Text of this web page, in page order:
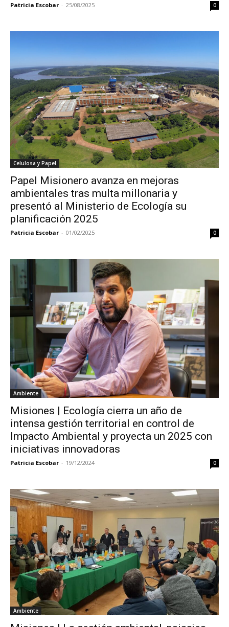
Patricia Escobar - 25/08/2025 0
Celulosa y Papel
Papel Misionero avanza en mejoras
ambientales tras multa millonaria y
presentó al Ministerio de Ecología su
planificación 2025
Patricia Escobar - 01/02/2025 0
Ambiente
Misiones | Ecología cierra un año de
intensa gestión territorial en control de
Impacto Ambiental y proyecta un 2025 con
iniciativas innovadoras
Patricia Escobar - 19/12/2024 0
Ambiente